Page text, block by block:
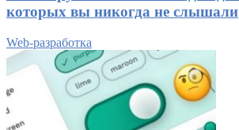
которых вы никогда не слышали
Web-разработка